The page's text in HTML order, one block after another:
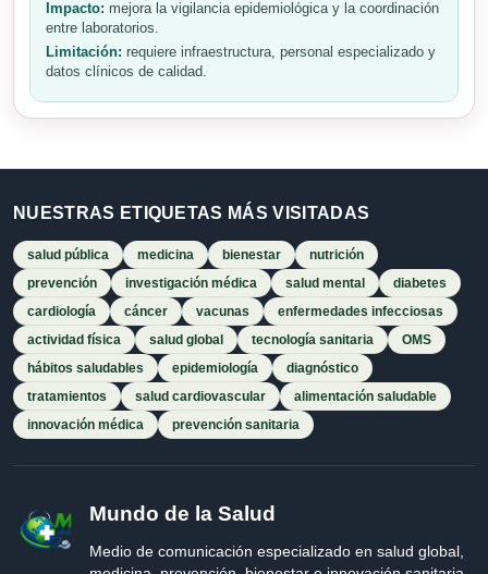
Impacto: mejora la vigilancia epidemiológica y la coordinación
entre laboratorios.
Limitación: requiere infraestructura, personal especializado y
datos clínicos de calidad.
NUESTRAS ETIQUETAS MÁS VISITADAS
salud pública medicina bienestar
nutrición
prevención
investigación médica salud mental
diabetes
cardiología
cáncer vacunas
enfermedades infecciosas
actividad física
salud global tecnología sanitaria
OMS
hábitos saludables
epidemiología
diagnóstico
tratamientos
salud cardiovascular
alimentación saludable
innovación médica
prevención sanitaria
Mundo de la Salud
Medio de comunicación especializado en salud global,